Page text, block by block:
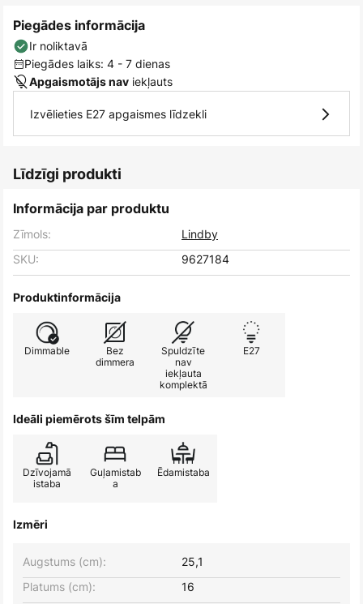
Piegādes informācija
Ir noliktavā
Piegādes laiks: 4 - 7 dienas
Apgaismotājs nav iekļauts
Izvēlieties E27 apgaismes līdzekli
Līdzīgi produkti
Informācija par produktu
Zīmols:
Lindby
SKU:
9627184
Produktinformācija
Dimmable
Bez
dimmera
Spuldzīte
nav
iekļauta
komplektā
E27
Ideāli piemērots šīm telpām
Dzīvojamā
istaba
Guļamistab
a
Ēdamistaba
Izmēri
Platums (cm): 16
Augstums (cm): 25,1